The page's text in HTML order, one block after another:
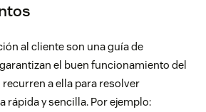
al cliente son una guía de
el buen funcionamiento del
recurren a ella para resolver
rápida y sencilla. Por ejemplo: